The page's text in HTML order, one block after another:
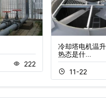
222
冷却塔电机温
热态是什…
11-22